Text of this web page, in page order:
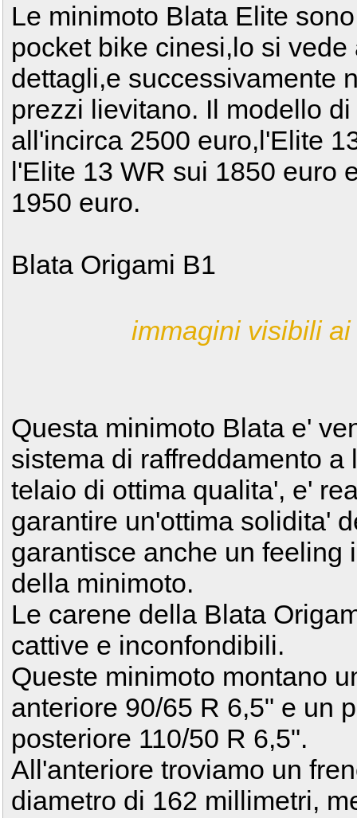
Le minimoto Blata Elite
pocket bike cinesi,lo si
dettagli,e successivamente
prezzi lievitano. Il modello
all'incirca 2500 euro,l'Elite
l'Elite 13 WR sui 1850 euro
1950 euro.
Blata Origami B1
immagini visibili
Questa minimoto Blata e'
sistema di raffreddamento
telaio di ottima qualita', e'
garantire un'ottima solidita'
garantisce anche un
della minimoto.
Le carene della Blata
cattive e inconfondibili.
Queste minimoto montano
anteriore 90/65 R 6,5" e un
posteriore 110/50 R 6,5".
All'anteriore troviamo un
diametro di 162 millimetri,